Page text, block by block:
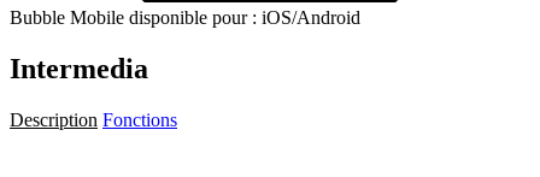
Bubble Mobile disponible pour : iOS/Android
Intermedia
Description Fonctions